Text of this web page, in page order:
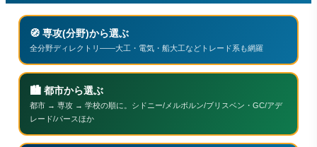
🧭 専攻(分野)から選ぶ
全分野ディレクトリ——大工・電気・船大工などトレード系も網羅
🏙 都市から選ぶ
都市 → 専攻 → 学校の順に。シドニー/メルボルン/ブリスベン・GC/アデ
レード/パースほか